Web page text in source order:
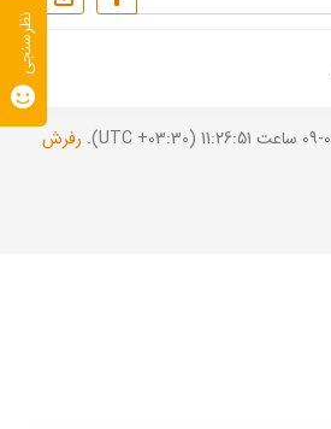
رفرش
نظرسنجی